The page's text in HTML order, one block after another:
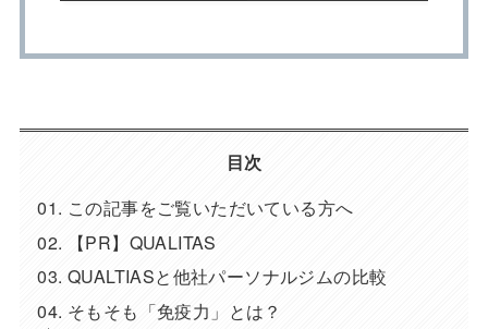
目次
この記事をご覧いただいている方へ
【PR】QUALITAS
QUALTIASと他社パーソナルジムの比較
そもそも「免疫力」とは？